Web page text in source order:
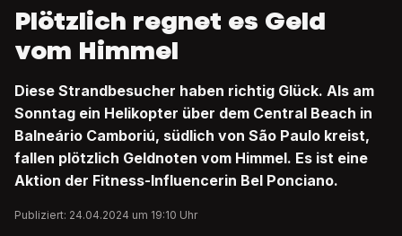
Plötzlich regnet es Geld
vom Himmel
Diese Strandbesucher haben richtig Glück. Als am
Sonntag ein Helikopter über dem Central Beach in
Balneário Camboriú, südlich von São Paulo kreist,
fallen plötzlich Geldnoten vom Himmel. Es ist eine
Aktion der Fitness-Influencerin Bel Ponciano.
Publiziert: 24.04.2024 um 19:10 Uhr